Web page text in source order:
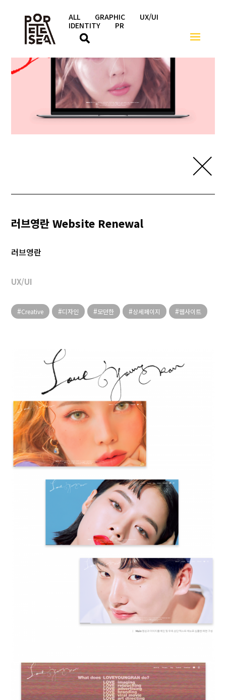
ALL GRAPHIC
UX/UI
IDENTITY
PR
러브영란 Website Renewal
러브영란
UX/UI
Creative 디자인 모던한 상세페이지 웹사이트